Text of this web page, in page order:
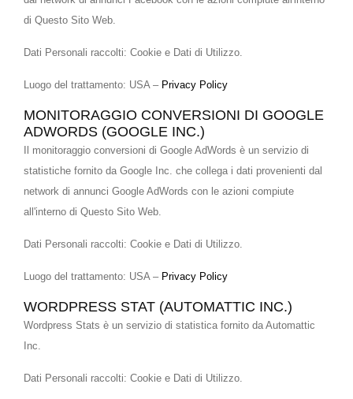
di Questo Sito Web.
Dati Personali raccolti: Cookie e Dati di Utilizzo.
Luogo del trattamento: USA – Privacy Policy
MONITORAGGIO CONVERSIONI DI GOOGLE
ADWORDS (GOOGLE INC.)
Il monitoraggio conversioni di Google AdWords è un servizio di
statistiche fornito da Google Inc. che collega i dati provenienti dal
network di annunci Google AdWords con le azioni compiute
all'interno di Questo Sito Web.
Dati Personali raccolti: Cookie e Dati di Utilizzo.
Luogo del trattamento: USA – Privacy Policy
WORDPRESS STAT (AUTOMATTIC INC.)
Wordpress Stats è un servizio di statistica fornito da Automattic
Inc.
Dati Personali raccolti: Cookie e Dati di Utilizzo.